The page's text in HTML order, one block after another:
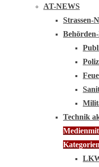
AT-NEWS
Strassen-
Technik